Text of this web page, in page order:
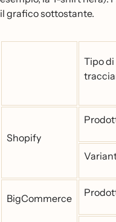
il grafico sottostante.
Tipo di
Shopify
BigCommerce